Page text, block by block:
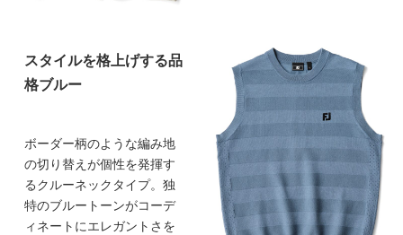
スタイルを格上げする品
格ブルー
ボーダー柄のような編み地
の切り替えが個性を発揮す
るクルーネックタイプ。独
特のブルートーンがコーデ
ィネートにエレガントさを